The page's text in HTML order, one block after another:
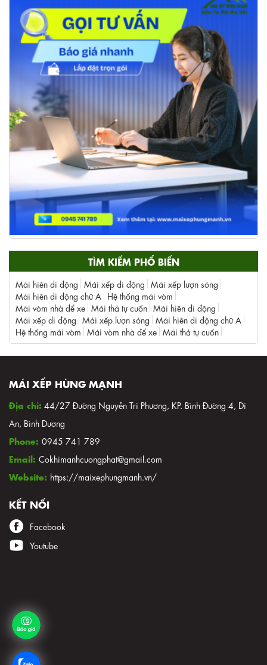
TÌM KIẾM PHỔ BIẾN
Mái hiên di động Mái xếp di động
Mái xếp lượn sóng
Mái hiên di động chữ A
Hệ thống mái vòm
Mái vòm nhà để xe Mái thả tự cuốn Mái hiên di động
Mái xếp di động
Mái xếp lượn sóng
Mái hiên di động chữ A
Hệ thống mái vòm
Mái vòm nhà để xe Mái thả tự cuốn
MÁI XẾP HÙNG MẠNH
Địa chỉ: 44/27 Đường Nguyễn Tri Phương, KP. Bình Đường 4, Dĩ
An, Bình Dương
Phone: 0945 741 789
Email: Cokhimanhcuongphat@gmail.com
Website: https://maixephungmanh.vn/
KẾT NỐI
Facebook
Youtube